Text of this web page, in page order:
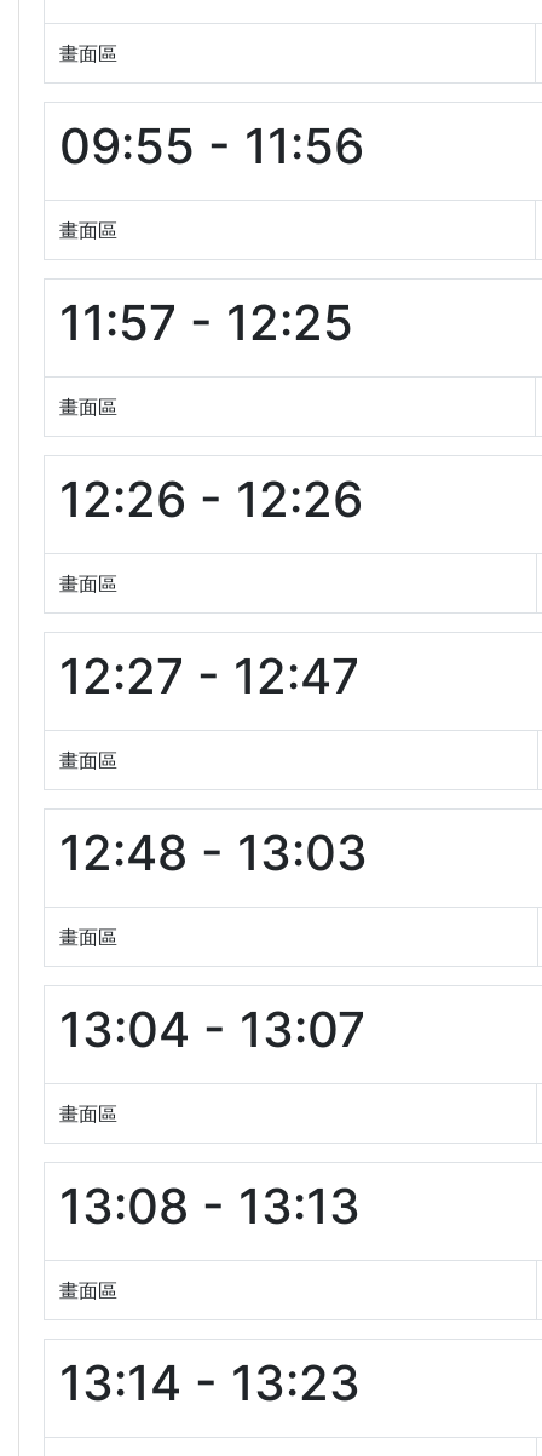
畫面區
09:55 - 11:56
畫面區
11:57 - 12:25
畫面區
12:26 - 12:26
畫面區
12:27 - 12:47
畫面區
12:48 - 13:03
畫面區
13:04 - 13:07
畫面區
13:08 - 13:13
畫面區
13:14 - 13:23